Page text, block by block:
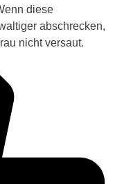
diese
abschrecken,
nicht versaut.